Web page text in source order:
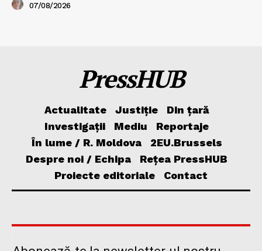
07/08/2026
PressHUB
Actualitate Justiție
Din țară
Investigații
Mediu
Reportaje
În lume / R. Moldova
2EU.Brussels
Despre noi / Echipa
Rețea PressHUB
Proiecte editoriale
Contact